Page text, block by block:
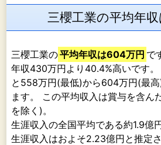
業株式会社他２社は自動車部
社へ納入しており、当社は各
す。また、当社は関係会社株
ュニケーションズにソフトウ
保守・運用を委託しておりま
(2）北南米
米国における関係会社サンオ
コーポレーテッド他３社は自
い、現地にて販売しておりま
三櫻工業の平均年収
三櫻工業の平均年収は604万円 で
年収430万円より40.4%高いです
と558万円(最低)から604万円(最
ます。 この平均収入は賞与を含ん
を除く)。
生涯収入の全国平均である約1.9億
生涯収入はおよそ2.23億円と推定さ